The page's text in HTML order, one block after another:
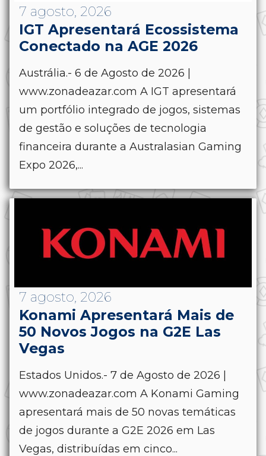
7 agosto, 2026
IGT Apresentará Ecossistema
Conectado na AGE 2026
Austrália.- 6 de Agosto de 2026 |
www.zonadeazar.com A IGT apresentará
um portfólio integrado de jogos, sistemas
de gestão e soluções de tecnologia
financeira durante a Australasian Gaming
Expo 2026,...
7 agosto, 2026
Konami Apresentará Mais de
50 Novos Jogos na G2E Las
Vegas
Estados Unidos.- 7 de Agosto de 2026 |
www.zonadeazar.com A Konami Gaming
apresentará mais de 50 novas temáticas
de jogos durante a G2E 2026 em Las
Vegas, distribuídas em cinco...